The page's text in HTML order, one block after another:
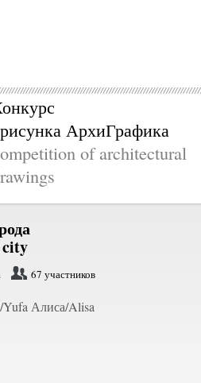
АрхиГрафика
of architectural
city
67 участников
Алиса/Alisa